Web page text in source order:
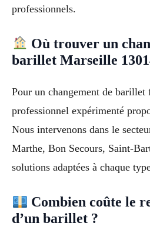
professionnels.
Où trouver un
barillet Marseille
Pour un changement de
professionnel expérimenté
Nous intervenons dans le
Marthe, Bon Secours, Saint-
solutions adaptées à chaque
Combien coûte le
d’un barillet ?